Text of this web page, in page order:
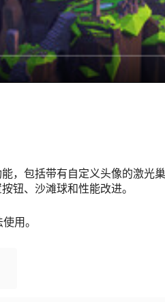
，包括带有自定义头像的激光
钮、沙滩球和性能改进。
用。